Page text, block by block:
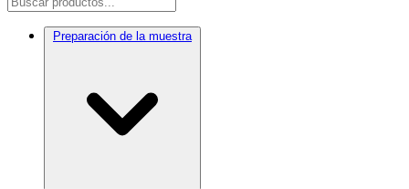
Preparación de la muestra